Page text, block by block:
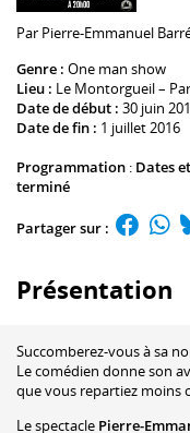
Par Pierre-Emmanuel
Genre : One man show
Lieu : Le Montorgueil –
Date de début : 30 juin
Date de fin : 1 juillet 2016
Programmation : Dates
terminé
Partager sur :
Présentation
Succomberez-vous à sa
Le comédien donne son
que vous repartiez moins
Le spectacle Pierre-